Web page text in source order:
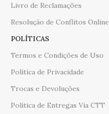
Livro de Reclamações
Resolução de Conflitos Online
POLÍTICAS
Termos e Condições de Uso
Polítíca de Privacidade
Trocas e Devoluções
Política de Entregas Via CTT